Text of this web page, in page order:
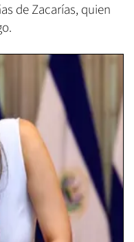
de Zacarías, quien